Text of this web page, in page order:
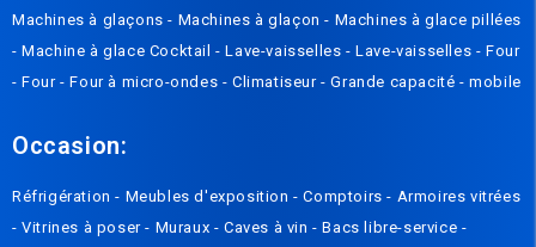
Machines à glaçons- Machines à glaçon- Machines à glace pillées
-Machine à glace Cocktail-Lave-vaisselles-Lave-vaisselles -Four
-Four-Four à micro-ondes -Climatiseur-Grande capacité-mobile
Occasion:
Réfrigération- Meubles d'exposition-Comptoirs- Armoires vitrées
-Vitrines à poser- Muraux -Caves à vin-Bacs libre-service -